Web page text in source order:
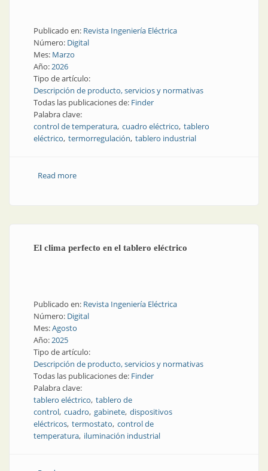
Publicado en: Revista Ingeniería Eléctrica
Número: Digital
Mes: Marzo
Año:2026
Tipo de artículo:
Descripción de producto, servicios y normativas
Todas las publicaciones de: Finder
Palabra clave:
control de temperatura cuadro eléctrico tablero
eléctrico termorregulación tablero industrial
Read moreabout Nunca fue tan fácil configurar la temperatura
El clima perfecto en el tablero eléctrico
Publicado en: Revista Ingeniería Eléctrica
Número: Digital
Mes:Agosto
Año:2025
Tipo de artículo:
Descripción de producto, servicios y normativas
Todas las publicaciones de: Finder
Palabra clave:
tablero eléctrico tablero de
control cuadro gabinete dispositivos
eléctricos termostato control de
temperatura iluminación industrial